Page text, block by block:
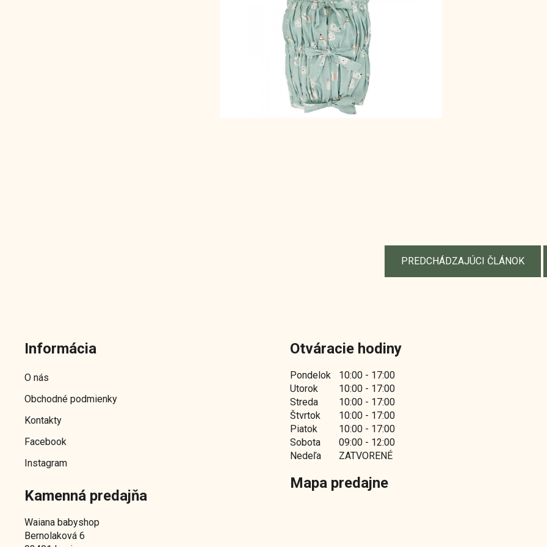
PREDCHÁDZAJÚCI ČLÁNOK
Informácia
O nás
Obchodné podmienky
Kontakty
Facebook
Instagram
Kamenná predajňa
Waiana babyshop
Bernolaková 6
Otváracie hodiny
Pondelok
10:00 - 17:00
Utorok
10:00 - 17:00
Streda
10:00 - 17:00
Štvrtok
10:00 - 17:00
Piatok
10:00 - 17:00
Sobota
09:00 - 12:00
Nedeľa
ZATVORENÉ
Mapa predajne